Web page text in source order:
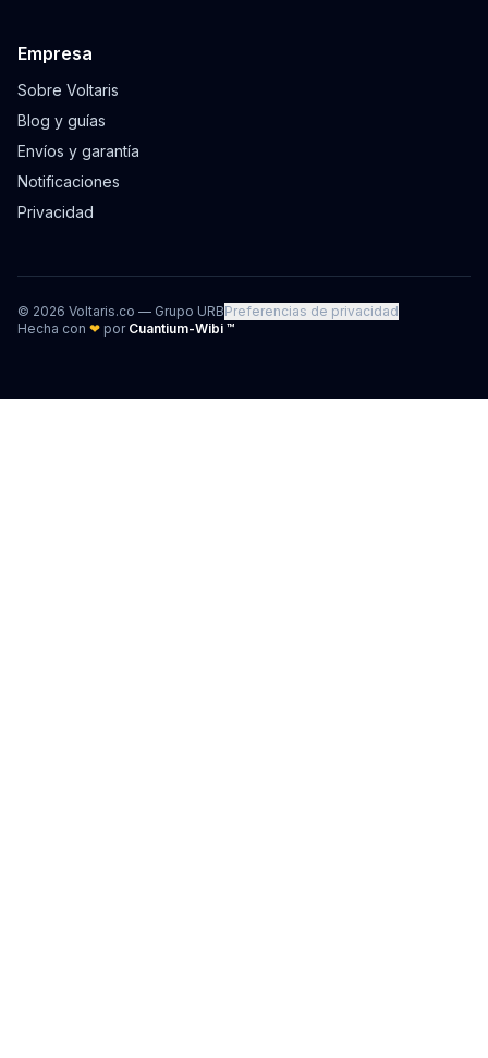
Empresa
Sobre Voltaris
Blog y guías
Envíos y garantía
Notificaciones
Privacidad
© 2026 Voltaris.co — Grupo URBPreferencias de privacidad
Hecha con ❤ por Cuantium-Wibi ™